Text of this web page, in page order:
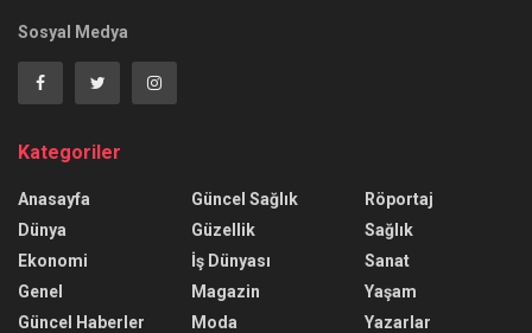
Sosyal Medya
Kategoriler
Anasayfa
Dünya
Ekonomi
Genel
Güncel Haberler
Güncel Sağlık
Güzellik
İş Dünyası
Magazin
Moda
Röportaj
Sağlık
Sanat
Yaşam
Yazarlar